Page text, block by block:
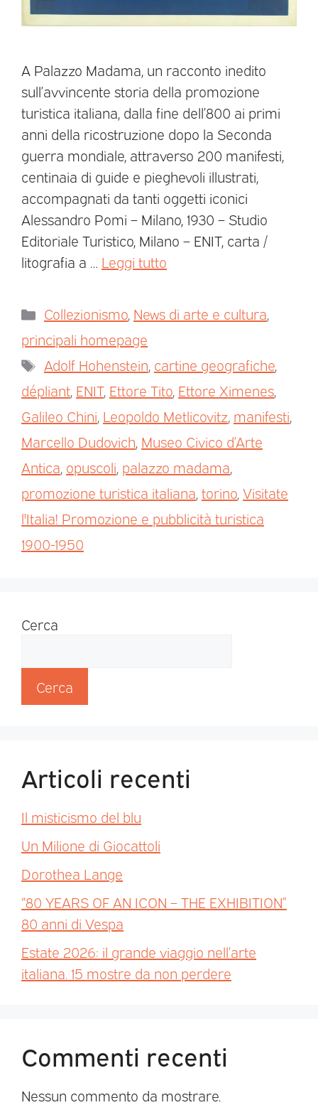
A Palazzo Madama, un racconto inedito
sull’avvincente storia della promozione
turistica italiana, dalla fine dell’800 ai primi
anni della ricostruzione dopo la Seconda
guerra mondiale, attraverso 200 manifesti,
centinaia di guide e pieghevoli illustrati,
accompagnati da tanti oggetti iconici
Alessandro Pomi – Milano, 1930 – Studio
Editoriale Turistico, Milano – ENIT, carta /
litografia a … Leggi tutto
Collezionismo News di arte e cultura
principali homepage
Adolf Hohenstein cartine geografiche
dépliant ENIT, Ettore Tito Ettore Ximenes
Galileo Chini Leopoldo Metlicovitz manifesti
Marcello Dudovich Museo Civico d’Arte
Antica opuscoli palazzo madama
promozione turistica italiana torino Visitate
l'Italia! Promozione e pubblicità turistica
1900-1950
Cerca
Cerca
Articoli recenti
Il misticismo del blu
Un Milione di Giocattoli
Dorothea Lange
“80 YEARS OF AN ICON – THE EXHIBITION”
80 anni di Vespa
Estate 2026: il grande viaggio nell’arte
italiana. 15 mostre da non perdere
Commenti recenti
Nessun commento da mostrare.